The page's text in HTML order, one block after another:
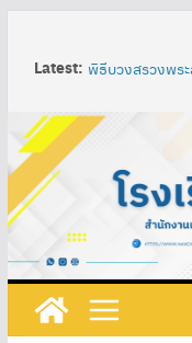
Latest: พิธีบวงสรวงพร
Nan
ในมุมมองอิมเพ
เทคนิค SAND
ท้องถิ่น ผสมผส
มัธยมศึกษาปีที่ 3
การพัฒนาสื่อก
ง่าย โดยใช้โป
และชุดอุปกรณ์
เทคโนโลยี ชั้นมั
กิจกรรมวันภาษ
การศึกษา ๒๕๖๘
ที่ 219/2568 เรื่